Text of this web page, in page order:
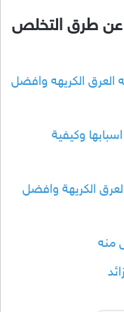
عن طرق التخلص
العرق الكريهه وافضل
وكيفية
الكريهة وافضل
منه